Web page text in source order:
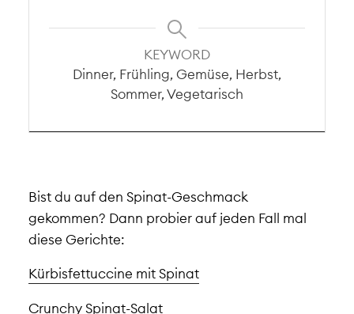
KEYWORD
Dinner, Frühling, Gemüse, Herbst,
Sommer, Vegetarisch
Bist du auf den Spinat-Geschmack
gekommen? Dann probier auf jeden Fall mal
diese Gerichte:
Kürbisfettuccine mit Spinat
Crunchy Spinat-Salat